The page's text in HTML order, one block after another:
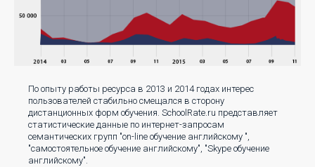
По опыту работы ресурса в 2013 и 2014 годах интерес
пользователей стабильно смещался в сторону
дистанционных форм обучения. SchoolRate.ru представляет
статистические данные по интернет-запросам
семантических групп "on-line обучение английскому ",
"самостоятельное обучение английскому", "Skype обучение
английскому".